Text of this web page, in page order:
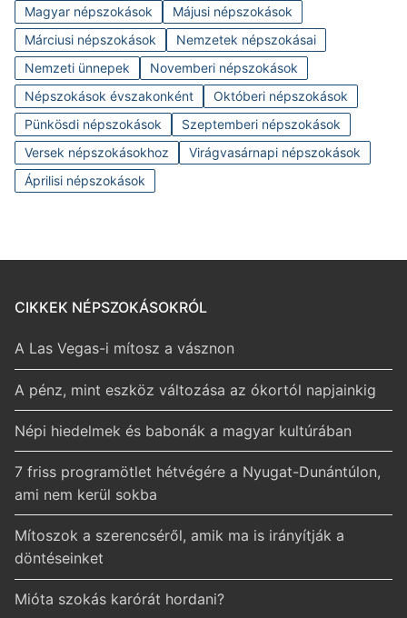
Magyar népszokások
Májusi népszokások
Márciusi népszokások
Nemzetek népszokásai
Nemzeti ünnepek
Novemberi népszokások
Népszokások évszakonként
Októberi népszokások
Pünkösdi népszokások
Szeptemberi népszokások
Versek népszokásokhoz
Virágvasárnapi népszokások
Áprilisi népszokások
CIKKEK NÉPSZOKÁSOKRÓL
A Las Vegas-i mítosz a vásznon
A pénz, mint eszköz változása az ókortól napjainkig
Népi hiedelmek és babonák a magyar kultúrában
7 friss programötlet hétvégére a Nyugat-Dunántúlon,
ami nem kerül sokba
Mítoszok a szerencséről, amik ma is irányítják a
döntéseinket
Mióta szokás karórát hordani?